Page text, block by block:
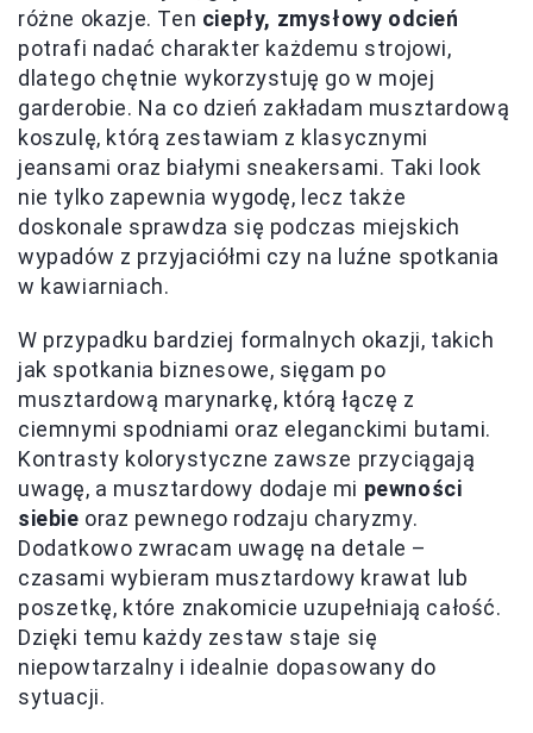
różne okazje. Ten ciepły, zmysłowy odcień
potrafi nadać charakter każdemu strojowi,
dlatego chętnie wykorzystuję go w mojej
garderobie. Na co dzień zakładam musztardową
koszulę, którą zestawiam z klasycznymi
jeansami oraz białymi sneakersami. Taki look
nie tylko zapewnia wygodę, lecz także
doskonale sprawdza się podczas miejskich
wypadów z przyjaciółmi czy na luźne spotkania
w kawiarniach.
W przypadku bardziej formalnych okazji, takich
jak spotkania biznesowe, sięgam po
musztardową marynarkę, którą łączę z
ciemnymi spodniami oraz eleganckimi butami.
Kontrasty kolorystyczne zawsze przyciągają
uwagę, a musztardowy dodaje mi pewności
siebie oraz pewnego rodzaju charyzmy.
Dodatkowo zwracam uwagę na detale –
czasami wybieram musztardowy krawat lub
poszetkę, które znakomicie uzupełniają całość.
Dzięki temu każdy zestaw staje się
niepowtarzalny i idealnie dopasowany do
sytuacji.